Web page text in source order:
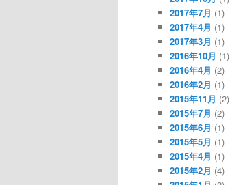
2017年7月 (1)
2017年4月 (1)
2017年3月 (1)
2016年10月 (1)
2016年4月 (2)
2016年2月 (1)
2015年11月 (2)
2015年7月 (2)
2015年6月 (1)
2015年5月 (1)
2015年4月 (1)
2015年2月 (4)